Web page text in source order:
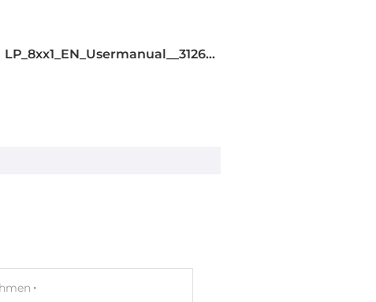
LP_8xx1_EN_Usermanual__31267560.pdf